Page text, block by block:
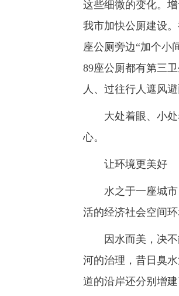
这些细微的变化。
我市加快公厕建设
座公厕旁边“加个小
89座公厕都有第三
人、过往行人遮风
大处着眼、小处
心。
让环境更美好
水之于一座城市
活的经济社会空间
因水而美，决不
河的治理，昔日臭
道的沿岸还分别增